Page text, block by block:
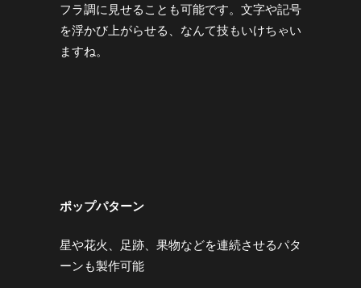
フラ調に見せることも可能です。文字や記号
を浮かび上がらせる、なんて技もいけちゃい
ますね。
ポップパターン
星や花火、足跡、果物などを連続させるパタ
ーンも製作可能